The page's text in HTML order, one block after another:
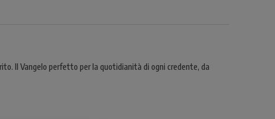
Il Vangelo perfetto per la quotidianità di ogni credente, da